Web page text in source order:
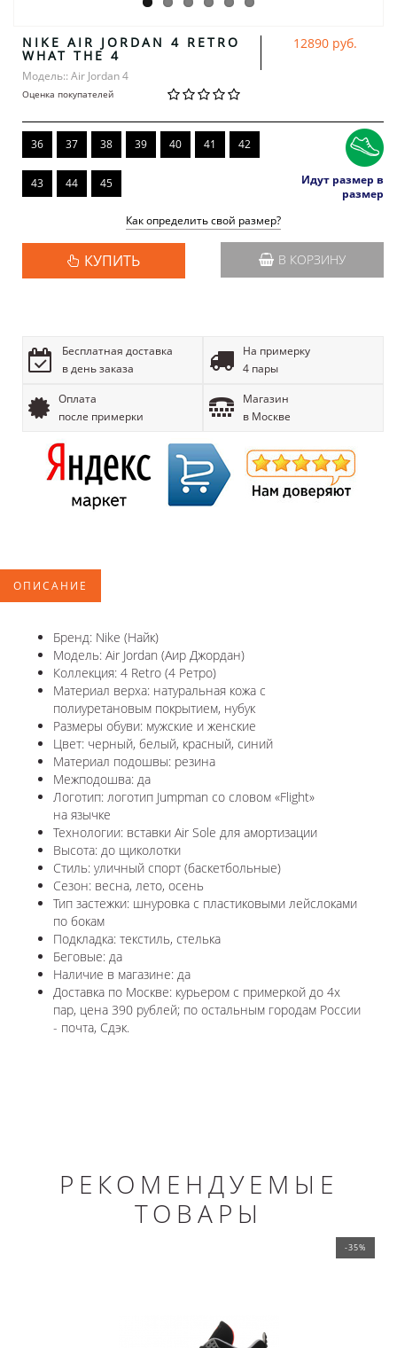
NIKE AIR JORDAN 4 RETRO
WHAT THE 4
Модель:: Air Jordan 4
Оценка покупателей
12890 руб.
36 37 38 39 40 41 42
43 44 45
Идут размер в
размер
Как определить свой размер?
КУПИТЬ В КОРЗИНУ
Бесплатная доставка
в день заказа
На примерку
4 пары
Оплата
после примерки
Магазин
в Москве
ОПИСАНИЕ
Бренд: Nike (Найк)
Модель: Air Jordan (Аир Джордан)
Коллекция: 4 Retro (4 Ретро)
Материал верха: натуральная кожа с
полиуретановым покрытием, нубук
Размеры обуви: мужские и женские
Цвет: черный, белый, красный, синий
Материал подошвы: резина
Межподошва: да
Логотип: логотип Jumpman со словом «Flight»
на язычке
Технологии: вставки Air Sole для амортизации
Высота: до щиколотки
Стиль: уличный спорт (баскетбольные)
Сезон: весна, лето, осень
Тип застежки: шнуровка с пластиковыми лейслоками
по бокам
Подкладка: текстиль, стелька
Беговые: да
Наличие в магазине: да
Доставка по Москве: курьером с примеркой до 4х
пар, цена 390 рублей; по остальным городам России
- почта, Сдэк.
РЕКОМЕНДУЕМЫЕ
ТОВАРЫ
-35%